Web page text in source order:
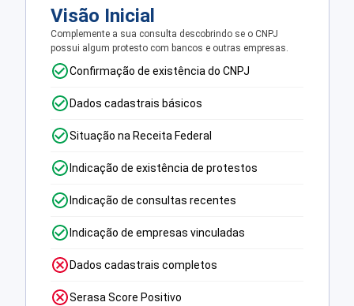
Visão Inicial
Complemente a sua consulta descobrindo se o CNPJ
possui algum protesto com bancos e outras empresas.
Confirmação de existência do CNPJ
Dados cadastrais básicos
Situação na Receita Federal
Indicação de existência de protestos
Indicação de consultas recentes
Indicação de empresas vinculadas
Dados cadastrais completos
Serasa Score Positivo